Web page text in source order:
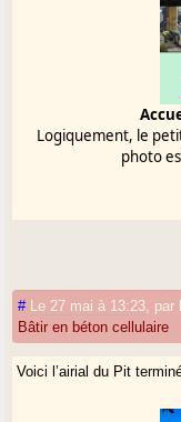
Logiquement, le
photo
# Le 27 mai à 13:23 par
Bâtir en béton cellulaire
Voici l’airial du Pit